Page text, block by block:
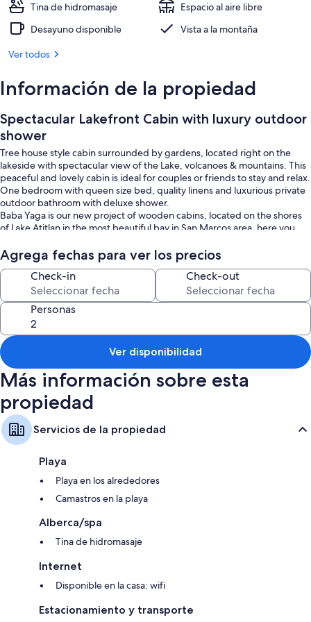
Tina de hidromasaje
Espacio al aire libre
Desayuno disponible
Vista a la montaña
Ver todos
Información de la propiedad
Spectacular Lakefront Cabin with luxury outdoor
shower
Tree house style cabin surrounded by gardens, located right on the
lakeside with spectacular view of the Lake, volcanoes & mountains. This
peaceful and lovely cabin is ideal for couples or friends to stay and relax.
One bedroom with queen size bed, quality linens and luxurious private
outdoor bathroom with deluxe shower.
Baba Yaga is our new project of wooden cabins, located on the shores
of Lake Atitlan in the most beautiful bay in San Marcos area, here you
spectacular lake. It is suitable for those who are looking to relax
privately, perfect place for you to enjoy the magical beauty of Lake
Atitlan.
Baba Yaga offers you the best clear water and safest swimming area in
San Marcos, enjoy our 80 mts private beach, perfect for an early
morning swim. The property offers access to great activities like diving,
swimming and paddling a kayak or our ancestral Maya canoe known as
"Cayuco”, great to go fishing on.
Agrega fechas para ver los precios
Check-in Check-out
Personas
Ver disponibilidad
Más información sobre esta
propiedad
Servicios de la propiedad
Playa
Playa en los alrededores
Camastros en la playa
Alberca/spa
Tina de hidromasaje
Internet
Disponible en la casa: wifi
Estacionamiento y transporte